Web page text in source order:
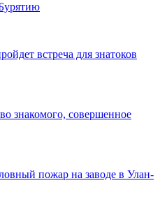
встреча для знатоков
знакомого, совершенное
пожар на заводе в Улан-